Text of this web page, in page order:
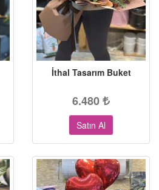
İthal Tasarım Buket
6.480
Satın Al